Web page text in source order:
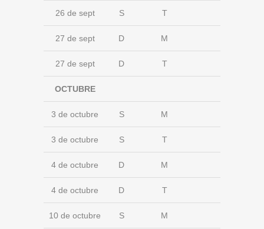
26 de sept S T
27 de sept D M
27 de sept D T
OCTUBRE
3 de octubre S M
3 de octubre S T
4 de octubre D M
4 de octubre D T
10 de octubre S M